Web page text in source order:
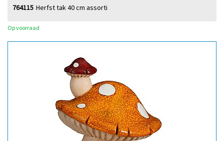
Herfst tak 40 cm assorti
764115
Op voorraad